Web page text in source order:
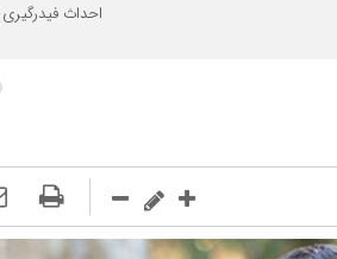
احداث فیدرگیری پست سیار شهرک